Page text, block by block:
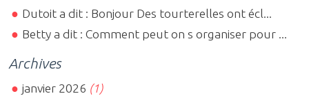
Dutoit a dit : Bonjour Des tourterelles ont écl...
Betty a dit : Comment peut on s organiser pour ...
Archives
janvier 2026 (1)